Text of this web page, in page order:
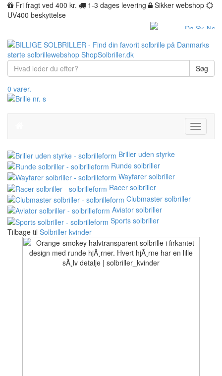
Fri fragt ved 400 kr. 1-3 dages levering
Sikker webshop
UV400 beskyttelse
Søg
0 varer.
Toggle
Briller uden styrke
Runde solbriller
Wayfarer solbriller
Racer solbriller
Clubmaster solbriller
Aviator solbriller
Sports solbriller
Tilbage til Solbriller kvinder